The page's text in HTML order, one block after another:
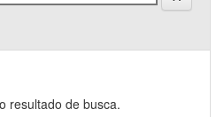
resultado de busca.